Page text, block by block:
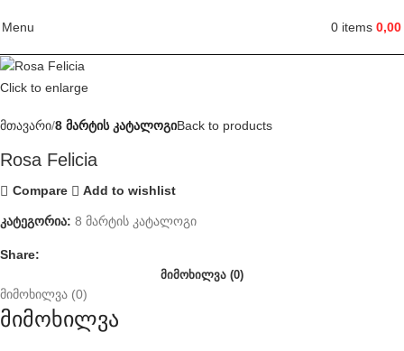
Menu 0 items 0,00
Click to enlarge
მთავარი 8 მარტის კატალოგიBack to products
Rosa Felicia
Compare Add to wishlist
კატეგორია: 8 მარტის კატალოგი
Share:
ᲛᲘᲛᲝᲮᲘᲚᲕᲐ (0)
მიმოხილვა (0)
მიმოხილვა